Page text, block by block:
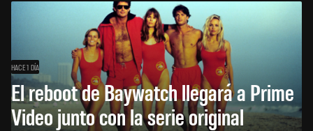
HACE 1 DÍA
El reboot de Baywatch llegará a Prime
Video junto con la serie original